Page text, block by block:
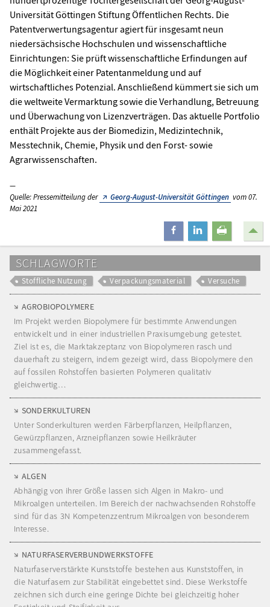
Universität Göttingen Stiftung Öffentlichen Rechts. Die
Patentverwertungsagentur agiert für insgesamt neun
niedersächsische Hochschulen und wissenschaftliche
Einrichtungen: Sie prüft wissenschaftliche Erfindungen auf
die Möglichkeit einer Patentanmeldung und auf
wirtschaftliches Potenzial. Anschließend kümmert sie sich um
die weltweite Vermarktung sowie die Verhandlung, Betreuung
und Überwachung von Lizenzverträgen. Das aktuelle Portfolio
enthält Projekte aus der Biomedizin, Medizintechnik,
Messtechnik, Chemie, Physik und den Forst- sowie
Agrarwissenschaften.
Quelle: Pressemitteilung der Georg-August-Universität Göttingen vom 07.
Mai 2021
teilen mitteilendrucken
SCHLAGWORTE
Stoffliche Nutzung Verpackungsmaterial Versuche
AGROBIOPOLYMERE
Im Projekt werden Biopolymere für bestimmte Anwendungen
entwickelt und in einer industriellen Praxisumgebung getestet.
Ziel ist es, die Marktakzeptanz von Biopolymeren rasch und
dauerhaft zu steigern, indem gezeigt wird, dass Biopolymere den
auf fossilen Rohstoffen basierten Polymeren qualitativ
gleichwertig…
SONDERKULTUREN
Unter Sonderkulturen werden Färberpflanzen, Heilpflanzen,
Gewürzpflanzen, Arzneipflanzen sowie Heilkräuter
zusammengefasst.
ALGEN
Abhängig von ihrer Größe lassen sich Algen in Makro- und
Mikroalgen unterteilen. Im Bereich der nachwachsenden Rohstoffe
sind für das 3N Kompetenzzentrum Mikroalgen von besonderem
Interesse.
NATURFASERVERBUNDWERKSTOFFE
Naturfaserverstärkte Kunststoffe bestehen aus Kunststoffen, in
die Naturfasern zur Stabilität eingebettet sind. Diese Werkstoffe
zeichnen sich durch eine geringe Dichte bei gleichzeitig hoher